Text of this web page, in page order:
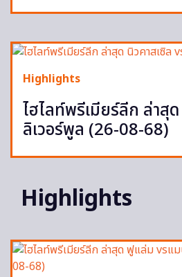
Highlights
ไฮไลท์พรีเมียร์ลีก ล่าสุ
ลิเวอร์พูล (26-08-68)
Highlights